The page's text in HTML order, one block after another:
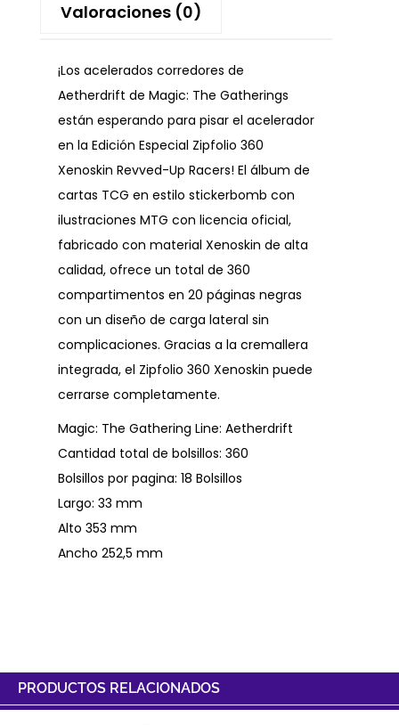
Valoraciones (0)
¡Los acelerados corredores de
Aetherdrift de Magic: The Gatherings
están esperando para pisar el acelerador
en la Edición Especial Zipfolio 360
Xenoskin Revved-Up Racers! El álbum de
cartas TCG en estilo stickerbomb con
ilustraciones MTG con licencia oficial,
fabricado con material Xenoskin de alta
calidad, ofrece un total de 360
compartimentos en 20 páginas negras
con un diseño de carga lateral sin
complicaciones. Gracias a la cremallera
integrada, el Zipfolio 360 Xenoskin puede
cerrarse completamente.
Magic: The Gathering Line: Aetherdrift
Cantidad total de bolsillos: 360
Bolsillos por pagina: 18 Bolsillos
Largo: 33 mm
Alto 353 mm
Ancho 252,5 mm
PRODUCTOS RELACIONADOS